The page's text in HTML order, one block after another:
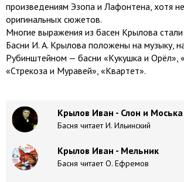
произведениям Эзопа и Лафонтена, хотя
оригинальных сюжетов.
Многие выражения из басен Крылова
Басни И. А. Крылова положены на музыку,
Рубинштейном — басни «Кукушка и Орёл»,
«Стрекоза и Муравей», «Квартет».
Крылов Иван - Слон и Моська
Басня читает И. Ильинский
Крылов Иван - Мельник
Басня читает О. Ефремов